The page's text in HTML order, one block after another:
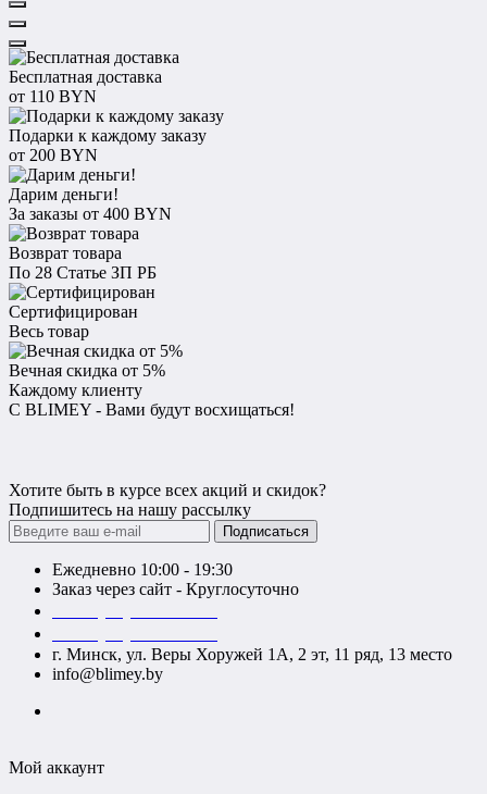
Бесплатная доставка
от 110 BYN
Подарки к каждому заказу
от 200 BYN
Дарим деньги!
За заказы от 400 BYN
Возврат товара
По 28 Статье ЗП РБ
Сертифицирован
Весь товар
Вечная скидка от 5%
Каждому клиенту
С BLIMEY - Вами будут восхищаться!
Хотите быть в курсе всех акций и скидок?
Подпишитесь на нашу рассылку
Подписаться
Ежедневно 10:00 - 19:30
Заказ через сайт - Круглосуточно
г. Минск, ул. Веры Хоружей 1А, 2 эт, 11 ряд, 13 место
info@blimey.by
Мой аккаунт